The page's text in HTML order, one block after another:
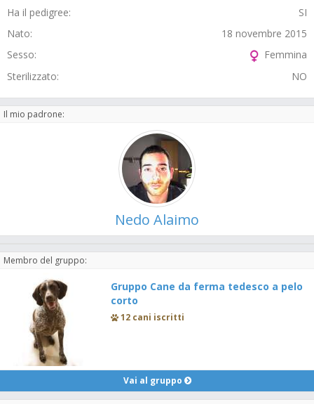
Ha il pedigree:
SI
Nato:
18 novembre 2015
Sesso:
Femmina
Sterilizzato:
NO
Il mio padrone:
Nedo Alaimo
Membro del gruppo:
Gruppo Cane da ferma tedesco a pelo
corto
12 cani iscritti
Vai al gruppo